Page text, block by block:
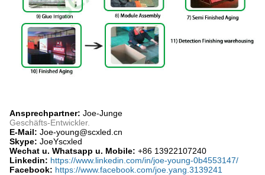
Ansprechpartner: Joe-Junge
Geschäfts-Entwickler.
E-Mail: Joe-young@scxled.cn
Skype: JoeYscxled
Wechat u. Whatsapp u. Mobile: +86 13922107240
Linkedin: https://www.linkedin.com/in/joe-young-0b4553147/
Facebook: https://www.facebook.com/joe.yang.3139241